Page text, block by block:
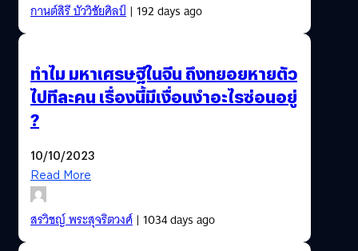
กานต์สิรี บัววิชัยศิลป์| 192 days ago
ทำไม มหาเศรษฐีในจีน ถึงทยอยหายตัว
ไปทีละคน เรื่องนี้มีเงื่อนงำอะไรซ่อนอยู่
?
10/10/2023
Read More
สรวิชญ์ พระสุจริตวงศ์| 1034 days ago